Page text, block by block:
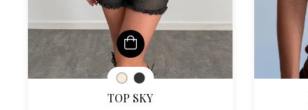
TOP SKY